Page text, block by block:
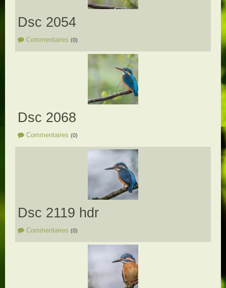
Dsc 2054
Commentaires (0)
Dsc 2068
Commentaires (0)
Dsc 2119 hdr
Commentaires (0)